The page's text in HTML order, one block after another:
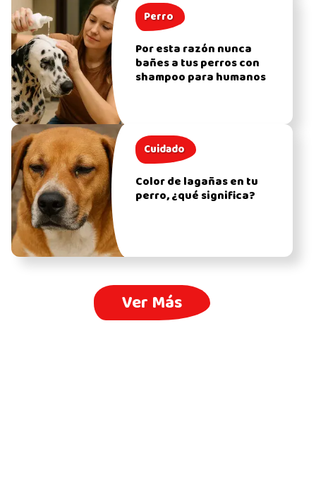
Perro
Por esta razón nunca
bañes a tus perros con
shampoo para humanos
Cuidado
Color de lagañas en tu
perro, ¿qué significa?
Ver Más